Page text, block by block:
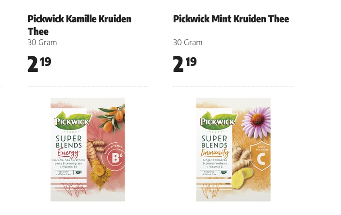
Pickwick Kamille Kruiden
Thee
30 Gram
219
Pickwick Mint Kruiden Thee
30 Gram
219